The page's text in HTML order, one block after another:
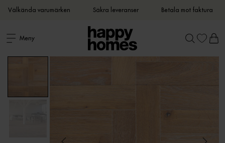
Välkända varumärken Säkra leveranser Betala mot faktura
Meny